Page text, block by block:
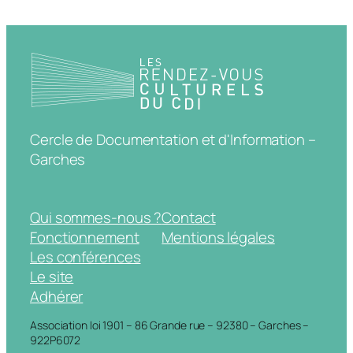
Cercle de Documentation et d'Information –
Garches
Qui sommes-nous ?
Fonctionnement
Les conférences
Le site
Adhérer
Contact
Mentions légales
Association loi 1901 – 86 Grande rue – 92380 – Garches –
922P6072